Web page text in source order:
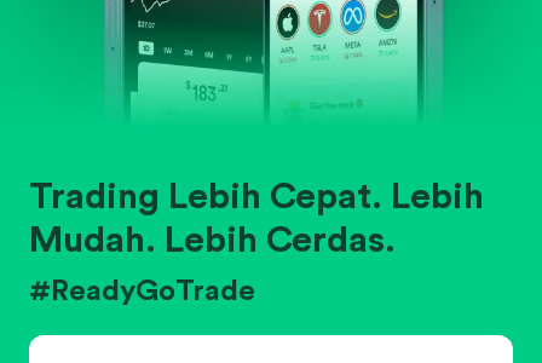
Trading Lebih Cepat. Lebih
Mudah. Lebih Cerdas.
#ReadyGoTrade